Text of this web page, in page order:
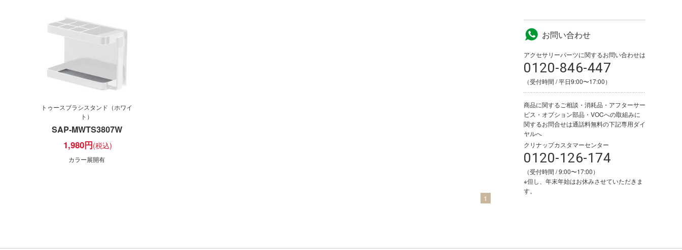
トゥースブラシスタンド（ホワイ
ト）
SAP-MWTS3807W
1,980円
カラー展開有
1
お問い合わせ
アクセサリーパーツに関するお問い合わせは
0120-846-447
（受付時間 / 平日9:00〜17:00）
商品に関するご相談・消耗品・アフターサー
ビス・オプション部品・VOCへの取組みに
関するお問合せは通話料無料の下記専用ダイ
ヤルへ
クリナップカスタマーセンター
0120-126-174
（受付時間 / 9:00〜17:00）
※但し、年末年始はお休みさせていただきま
す。